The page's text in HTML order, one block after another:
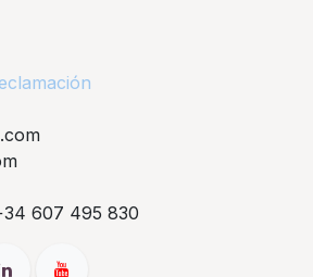
607 495 830